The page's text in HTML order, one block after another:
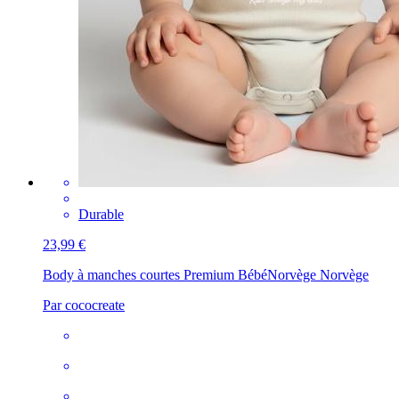
Durable
23,99 €
Body à manches courtes Premium BébéNorvège Norvège
Par cococreate